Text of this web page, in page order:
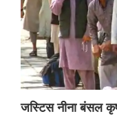
जस्टिस नीना बंसल